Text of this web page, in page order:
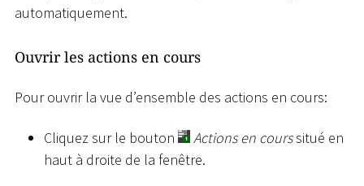
automatiquement.
Ouvrir les actions en cours
Pour ouvrir la vue d’ensemble des actions en cours:
Cliquez sur le bouton Actions en courssitué en
haut à droite de la fenêtre.